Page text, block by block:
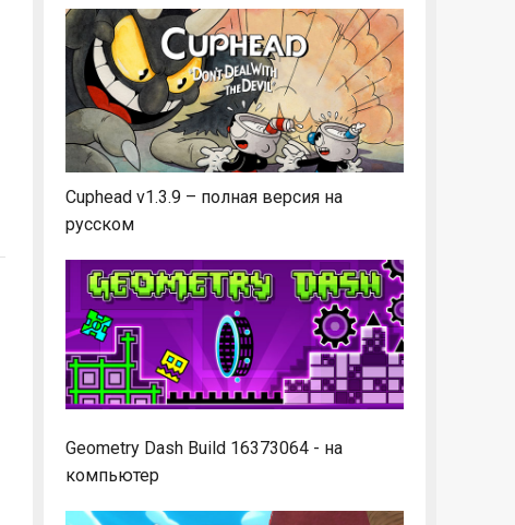
Cuphead v1.3.9 – полная версия на
русском
Geometry Dash Build 16373064 - на
компьютер